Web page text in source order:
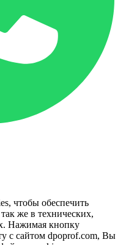
чтобы обеспечить
же в технических,
Нажимая кнопку
с сайтом dpoprof.com, Вы